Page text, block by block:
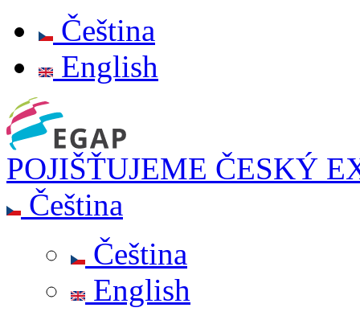
Čeština
English
POJIŠŤUJEME ČESKÝ
Čeština
Čeština
English